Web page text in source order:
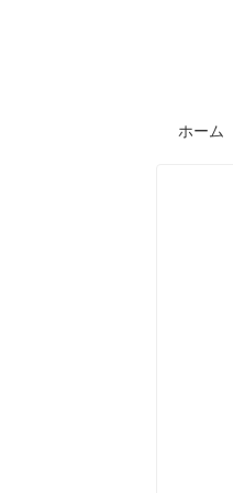
ホーム